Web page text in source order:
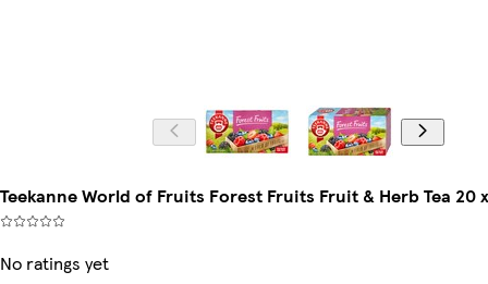
Teekanne World of Fruits Forest Fruits Fruit & Herb Tea 20
No ratings yet